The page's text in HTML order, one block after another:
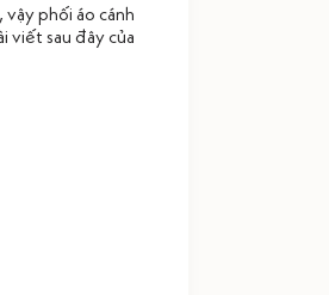
phối áo cánh
viết sau đây của